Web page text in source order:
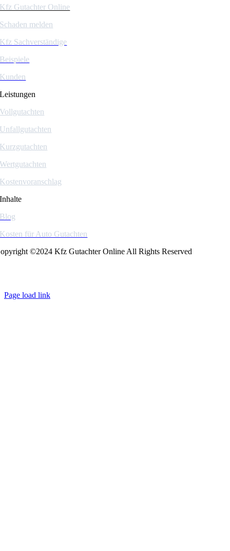
Kfz Gutachter Online
Schaden melden
Kfz Sachverständige
Beispiele
Kunden
Leistungen
Vollgutachten
Unfallgutachten
Kurzgutachten
Wertgutachten
Kostenvoranschlag
Inhalte
Blog
Kosten für Auto Gutachten
©2024 Kfz Gutachter Online All Rights Reserved
Page load link